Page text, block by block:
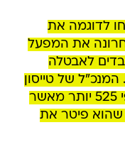
לדוגמה את
את המפעל
ושלחה 3,200 עובדים לאבטלה
של טייסון
מקבל 22.7 מיליון דולר בשנה - פי 525 יותר מאשר
שהוא פיטר את